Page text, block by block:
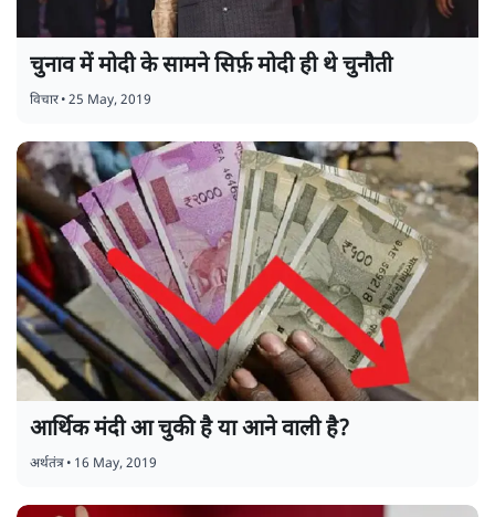
चुनाव में मोदी के सामने सिर्फ़ मोदी ही थे चुनौती
विचार•25 May, 2019
आर्थिक मंदी आ चुकी है या आने वाली है?
अर्थतंत्र• 16 May, 2019